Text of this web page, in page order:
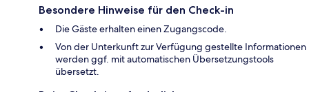
Besondere Hinweise für den Check-in
Die Gäste erhalten einen Zugangscode.
Von der Unterkunft zur Verfügung gestellte Informationen
werden ggf. mit automatischen Übersetzungstools
übersetzt.